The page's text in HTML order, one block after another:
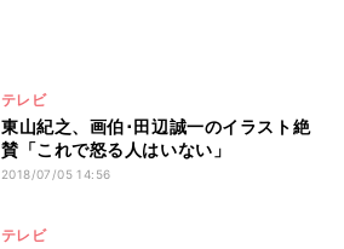
テレビ
東山紀之、画伯･田辺誠一のイラスト絶
賛「これで怒る人はいない」
2018/07/05 14:56
テレビ